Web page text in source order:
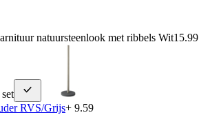
natuursteenlook met ribbels Wit15.99
RVS/Grijs+ 9.59